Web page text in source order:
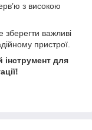
з високою
важливі
пристрої.
інструмент для